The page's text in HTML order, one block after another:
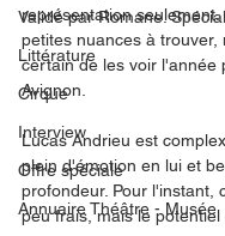
Validé par Romane.
Littérature
Cirque
Interview
Offre spéciale
Annuaire Théâtre - Musée
représentation
petites nuances à trouver,
certain de les voir l'année
Avignon.
Lucas Andrieu est
plein d'émotion en lui et
profondeur. Pour l'instant,
peu frais, mais le potentiel